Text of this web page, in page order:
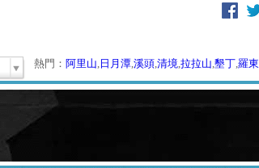
熱門： 阿里山, 日月潭,溪頭,清境,拉拉山,墾丁,羅東